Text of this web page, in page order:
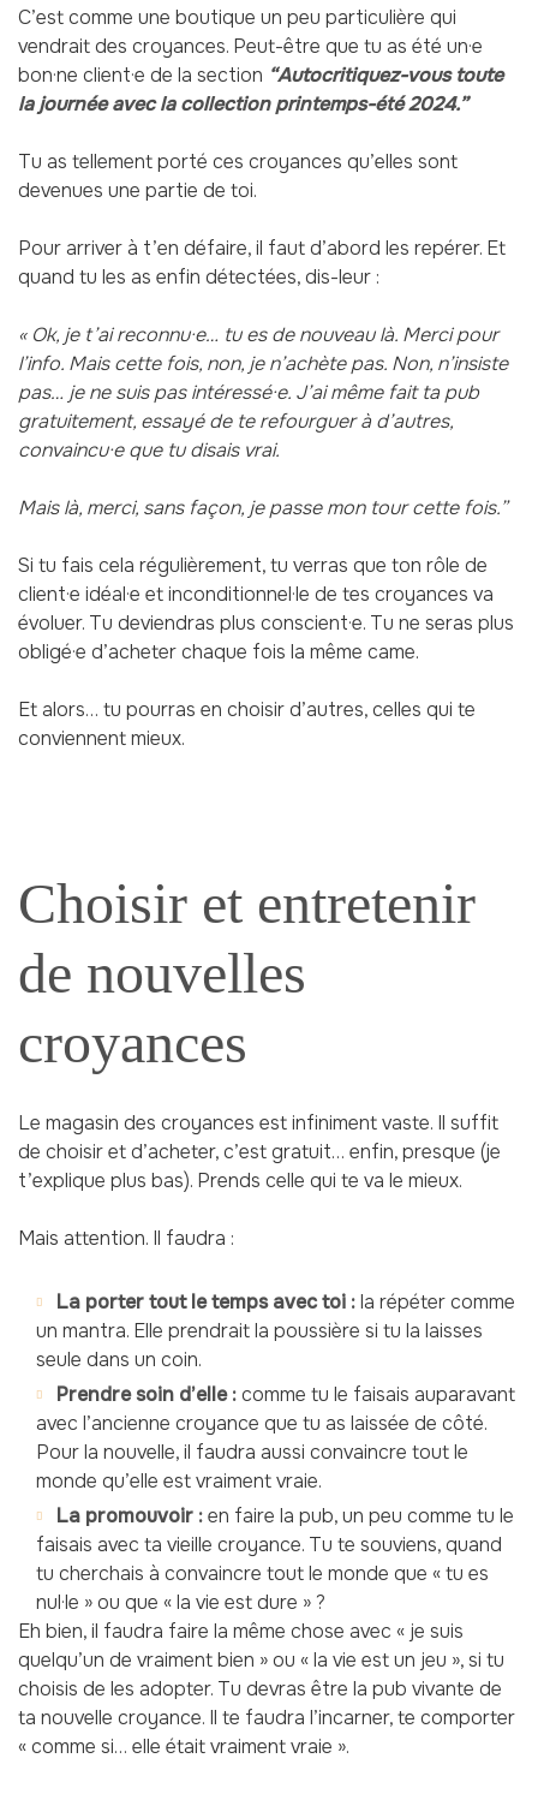
C’est comme une boutique un peu particulière qui
vendrait des croyances. Peut-être que tu as été un·e
bon·ne client·e de la section “Autocritiquez-vous toute
la journée avec la collection printemps-été 2024.”
Tu as tellement porté ces croyances qu’elles sont
devenues une partie de toi.
Pour arriver à t’en défaire, il faut d’abord les repérer. Et
quand tu les as enfin détectées, dis-leur :
« Ok, je t’ai reconnu·e… tu es de nouveau là. Merci pour
l’info. Mais cette fois, non, je n’achète pas. Non, n’insiste
pas… je ne suis pas intéressé·e. J’ai même fait ta pub
gratuitement, essayé de te refourguer à d’autres,
convaincu·e que tu disais vrai.
Mais là, merci, sans façon, je passe mon tour cette fois.”
Si tu fais cela régulièrement, tu verras que ton rôle de
client·e idéal·e et inconditionnel·le de tes croyances va
évoluer. Tu deviendras plus conscient·e. Tu ne seras plus
obligé·e d’acheter chaque fois la même came.
Et alors… tu pourras en choisir d’autres, celles qui te
conviennent mieux.
Choisir et entretenir
de nouvelles
croyances
Le magasin des croyances est infiniment vaste. Il suffit
de choisir et d’acheter, c’est gratuit… enfin, presque (je
t’explique plus bas). Prends celle qui te va le mieux.
Mais attention. Il faudra :
La porter tout le temps avec toi :la répéter comme
un mantra. Elle prendrait la poussière si tu la laisses
seule dans un coin.
Prendre soin d’elle :comme tu le faisais auparavant
avec l’ancienne croyance que tu as laissée de côté.
Pour la nouvelle, il faudra aussi convaincre tout le
monde qu’elle est vraiment vraie.
La promouvoir :en faire la pub, un peu comme tu le
faisais avec ta vieille croyance. Tu te souviens, quand
tu cherchais à convaincre tout le monde que « tu es
nul·le » ou que « la vie est dure » ?
Eh bien, il faudra faire la même chose avec « je suis
quelqu’un de vraiment bien » ou « la vie est un jeu », si tu
choisis de les adopter. Tu devras être la pub vivante de
ta nouvelle croyance. Il te faudra l’incarner, te comporter
« comme si… elle était vraiment vraie ».